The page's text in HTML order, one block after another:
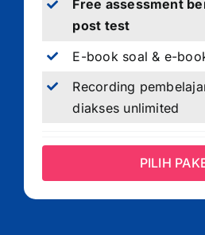
Free assessment
post test
E-book soal & e-
Recording
diakses unlimited
PILIH